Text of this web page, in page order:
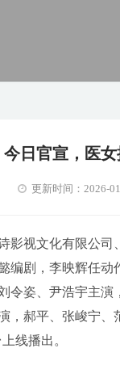
日官宣，医
更新时间：2026-
影视文化有限公
剧，李映辉任动
令姿、尹浩宇主
，郝平、张峻宁
线播出。